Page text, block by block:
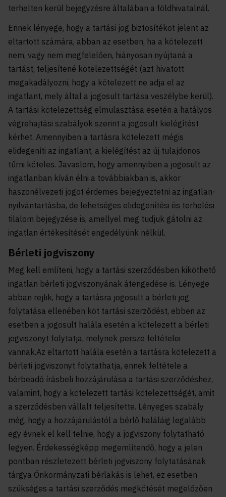
terhelten kerül bejegyzésre általában a földhivatalnál.
Ennek lényege, hogy a tartási jog biztosítékot jelent az
eltartott számára, abban az esetben, ha a kötelezett
nem, vagy nem megfelelően, hiányosan nyújtaná a
tartást, teljesítené kötelezettségét (azt hivatott
megakadályozni, hogy a kötelezett ne adja el az
ingatlant, mely által a jogosult tartása veszélybe kerül).
A tartási kötelezettség elmulasztása esetén a hatályos
végrehajtási szabályok szerint a jogosult kielégítést
kérhet. Amennyiben a tartásra kötelezett mégis
elidegeníti az ingatlant, a kielégítést az új tulajdonos
tűrni köteles. Javaslom, hogy amennyiben a jogosult az
ingatlanban kíván élni a továbbiakban is, akkor
haszonélvezeti jogot érdemes bejegyeztetni az ingatlan-
nyilvántartásba, de lehetséges elidegenítési és terhelési
tilalom bejegyzése is, amellyel meg tudjuk gátolni az
ingatlan értékesítését engedélyünk nélkül.
Bérleti jogviszony
Meg kell említeni, hogy a tartási szerződésben kiköthető
ingatlan bérleti jogviszonyának átengedése is. Lényege
abban rejlik, hogy a tartásra jogosult a bérleti jog
folytatása ellenében köt tartási szerződést, ebben az
esetben a jogosult halála esetén a kötelezett a bérleti
jogviszonyt folytatja, melynek persze feltételei
vannak.Az eltartott halála esetén a tartásra kötelezett a
bérleti jogviszonyt folytathatja, ennek feltétele a
bérbeadó írásbeli hozzájárulása a tartási szerződéshez,
valamint, hogy a kötelezett tartási kötelezettségét, amit
a szerződésben vállalt teljesítette. Lényeges szabály
még, hogy a hozzájárulástól a bérlő haláláig legalább
egy évnek el kell telnie, hogy a jogviszony folytatható
legyen. Érdekességképp megemlítendő, hogy a jelen
pontban részletezett bérleti jogviszony folytatásának
tárgya Önkormányzati bérlakás is lehet, ez esetben
szükséges a tartási szerződés megkötését megelőzően